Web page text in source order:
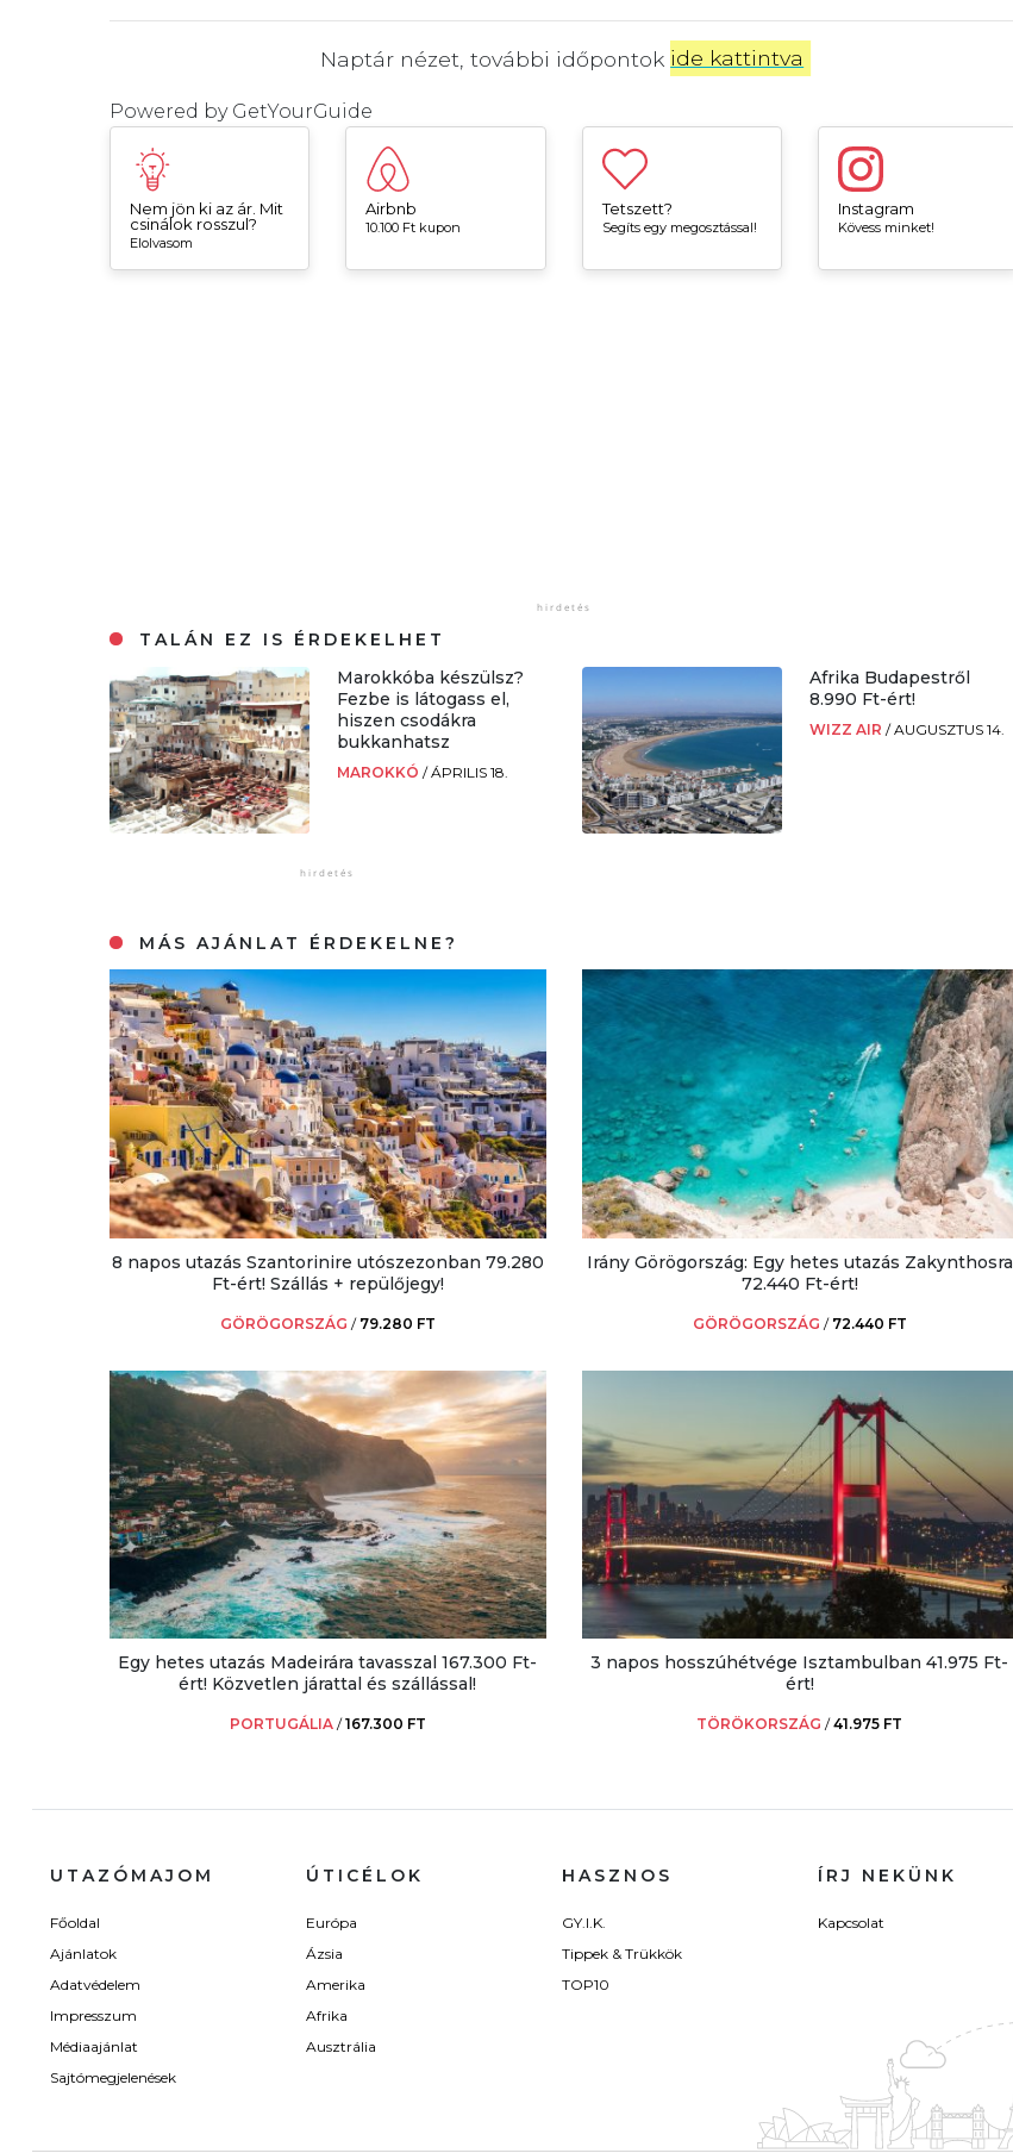
Naptár nézet, további időpontok ide kattintva
Powered by GetYourGuide
Nem jön ki az ár. Mit
csinálok rosszul?
Elolvasom
Airbnb
10.100 Ft kupon
Tetszett?
Segíts egy megosztással!
Instagram
Kövess minket!
TALÁN EZ IS ÉRDEKELHET
Marokkóba készülsz?
Fezbe is látogass el,
hiszen csodákra
bukkanhatsz
MAROKKÓ/ÁPRILIS 18.
Afrika Budapestről
8.990 Ft-ért!
WIZZ AIR /AUGUSZTUS 14.
MÁS AJÁNLAT ÉRDEKELNE?
8 napos utazás Szantorinire utószezonban 79.280
Ft-ért! Szállás + repülőjegy!
GÖRÖGORSZÁG / 79.280 FT
Irány Görögország: Egy hetes utazás Zakynthosra
72.440 Ft-ért!
GÖRÖGORSZÁG / 72.440 FT
Egy hetes utazás Madeirára tavasszal 167.300 Ft-
ért! Közvetlen járattal és szállással!
PORTUGÁLIA /167.300 FT
3 napos hosszúhétvége Isztambulban 41.975 Ft-
ért!
TÖRÖKORSZÁG /41.975 FT
UTAZÓMAJOM
Főoldal
Ajánlatok
Adatvédelem
Impresszum
Médiaajánlat
Sajtómegjelenések
ÚTICÉLOK
Európa
Ázsia
Amerika
Afrika
Ausztrália
HASZNOS
GY.I.K.
Tippek & Trükkök
TOP10
ÍRJ NEKÜNK
Kapcsolat